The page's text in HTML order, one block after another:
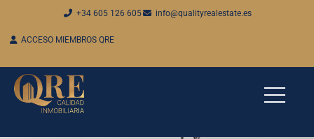
+34 605 126 605 info@qualityrealestate.es
ACCESO MIEMBROS QRE